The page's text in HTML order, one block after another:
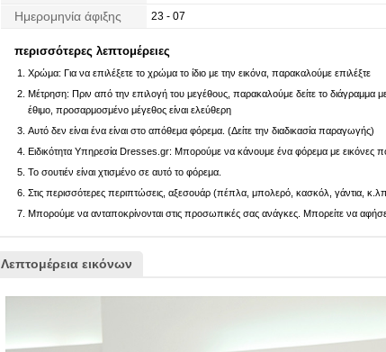
Ημερομηνία άφιξης 23 - 07
περισσότερες λεπτομέρειες
Χρώμα: Για να επιλέξετε το χρώμα το ίδιο με την εικόνα, παρακαλούμε επιλέξτε
Μέτρηση: Πριν από την επιλογή του μεγέθους, παρακαλούμε δείτε το διάγραμμα
έθιμο, προσαρμοσμένο μέγεθος είναι ελεύθερη
Αυτό δεν είναι ένα είναι στο απόθεμα φόρεμα. (Δείτε την διαδικασία παραγωγής)
Ειδικότητα Υπηρεσία Dresses.gr: Μπορούμε να κάνουμε ένα φόρεμα με εικόνες
Το σουτιέν είναι χτισμένο σε αυτό το φόρεμα.
Στις περισσότερες περιπτώσεις, αξεσουάρ (πέπλα, μπολερό, κασκόλ, γάντια,
Μπορούμε να ανταποκρίνονται στις προσωπικές σας ανάγκες. Μπορείτε να
Λεπτομέρεια εικόνων